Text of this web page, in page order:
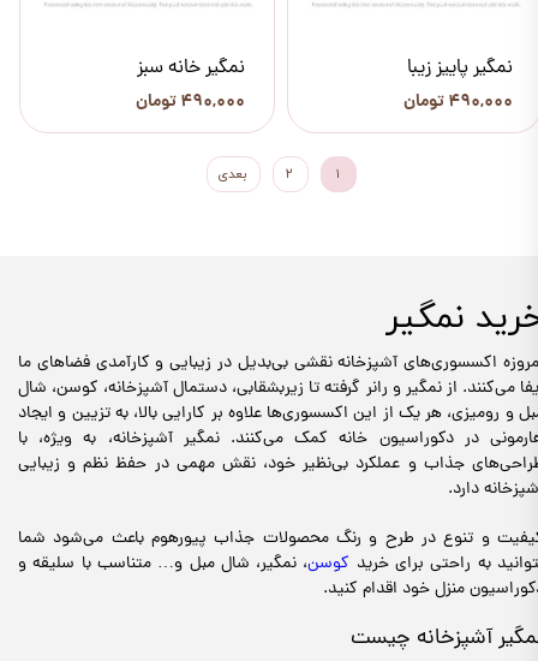
نمگیر پاییز زیبا
۴۹۰,۰۰۰ تومان
نمگیر خانه سبز
۴۹۰,۰۰۰ تومان
۱ ۲ بعدی
نمگیر
اکسسوری‌های آشپزخانه نقشی بی‌بدیل در زیبایی و کارآمدی فضاهای ما
می‌کنند. از نمگیر و رانر گرفته تا زیربشقابی، دستمال آشپزخانه، کوسن، شال
و رومیزی، هر یک از این اکسسوری‌ها علاوه بر کارایی بالا، به تزیین و ایجاد
در دکوراسیون خانه کمک می‌کنند. نمگیر آشپزخانه، به ویژه، با
جذاب و عملکرد بی‌نظیر خود، نقش مهمی در حفظ نظم و زیبایی
دارد.
و تنوع در طرح و رنگ محصولات جذاب پیورهوم باعث می‌شود شما
به راحتی برای خرید کوسن، نمگیر، شال مبل و… متناسب با سلیقه و
منزل خود اقدام کنید.
آشپزخانه چیست